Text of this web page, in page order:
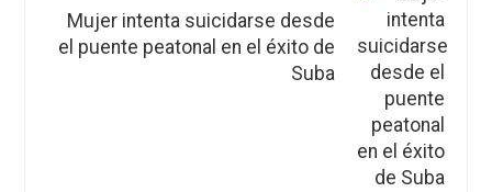
Mujer intenta suicidarse desde
el puente peatonal en el éxito de
Suba